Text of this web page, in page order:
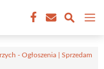
- Ogłoszenia | Sprzedam